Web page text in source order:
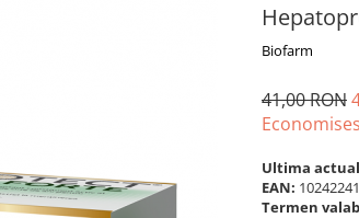
Biofarm
41,00 RON
Ultima
EAN: 10242241
Termen